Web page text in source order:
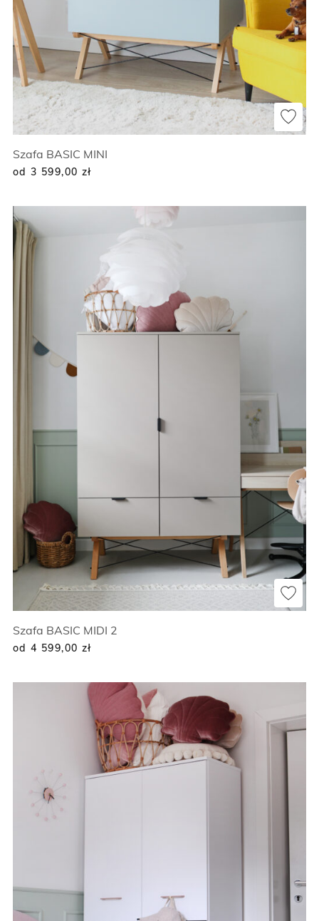
Szafa BASIC MINI
od 3 599,00 zł
Szafa BASIC MIDI 2
od 4 599,00 zł